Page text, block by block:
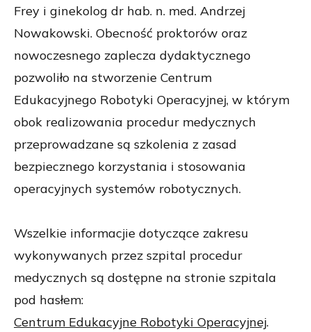
Frey i ginekolog dr hab. n. med. Andrzej
Nowakowski. Obecność proktorów oraz
nowoczesnego zaplecza dydaktycznego
pozwoliło na stworzenie Centrum
Edukacyjnego Robotyki Operacyjnej, w którym
obok realizowania procedur medycznych
przeprowadzane są szkolenia z zasad
bezpiecznego korzystania i stosowania
operacyjnych systemów robotycznych.
Wszelkie informacjie dotyczące zakresu
wykonywanych przez szpital procedur
medycznych są dostępne na stronie szpitala
pod hasłem:
Centrum Edukacyjne Robotyki Operacyjnej.